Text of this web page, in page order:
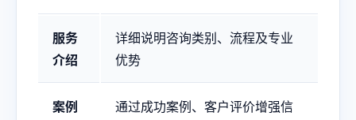
服务
介绍
详细说明咨询类别、流程及专业
优势
案例
通过成功案例、客户评价增强信